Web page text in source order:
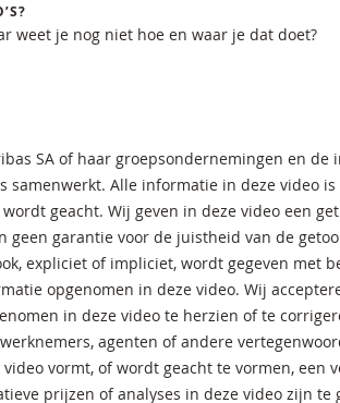
weet je nog niet hoe en waar je dat doet?
SA of haar groepsondernemingen en de
samenwerkt. Alle informatie in deze video is
geacht. Wij geven in deze video een
garantie voor de juistheid van de
expliciet of impliciet, wordt gegeven met
opgenomen in deze video. Wij
in deze video te herzien of te
agenten of andere
vormt, of wordt geacht te vormen, een
prijzen of analyses in deze video zijn te